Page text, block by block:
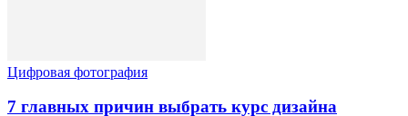
Цифровая фотография
7 главных причин выбрать курс дизайна